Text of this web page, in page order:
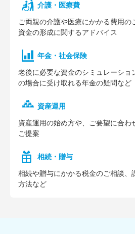
介護・医療費
ご両親の介護や医療にかかる費⽤の
資⾦の形成に関するアドバイス
年⾦・社会保険
⽼後に必要な資⾦のシミュレーショ
の場合に受け取れる年⾦の疑問など
資産運用
資産運⽤の始め⽅や、ご要望に合わ
ご提案
相続・贈与
相続や贈与にかかる税⾦のご相談、
⽅法など